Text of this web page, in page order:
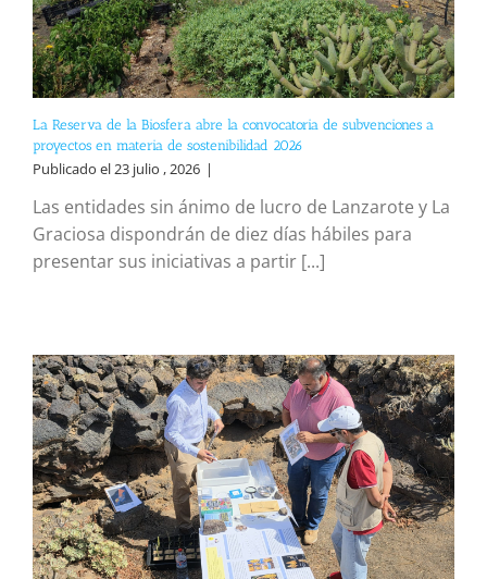
La Reserva de la Biosfera abre la convocatoria de subvenciones a
proyectos en materia de sostenibilidad 2026
Publicado el 23 julio , 2026 |
Las entidades sin ánimo de lucro de Lanzarote y La
Graciosa dispondrán de diez días hábiles para
presentar sus iniciativas a partir [...]